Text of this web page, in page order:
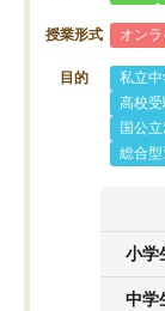
授業形式 オン
目的 私立
高校
国公
総合
小学
中学